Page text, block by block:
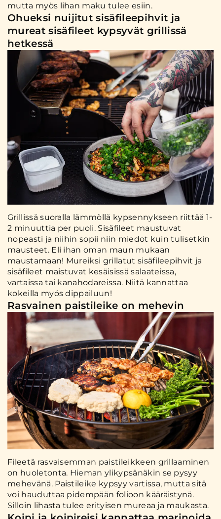
mutta myös lihan maku tulee esiin.
Ohueksi nuijitut sisäfileepihvit ja
mureat sisäfileet kypsyvät grillissä
hetkessä
Grillissä suoralla lämmöllä kypsennykseen riittää 1-
2 minuuttia per puoli. Sisäfileet maustuvat
nopeasti ja niihin sopii niin miedot kuin tulisetkin
mausteet. Eli ihan oman maun mukaan
maustamaan! Mureiksi grillatut sisäfileepihvit ja
sisäfileet maistuvat kesäisissä salaateissa,
vartaissa tai kanahodareissa. Niitä kannattaa
kokeilla myös dippailuun!
Rasvainen paistileike on mehevin
Fileetä rasvaisemman paistileikkeen grillaaminen
on huoletonta. Hieman ylikypsänäkin se pysyy
mehevänä. Paistileike kypsyy vartissa, mutta sitä
voi hauduttaa pidempään folioon kääräistynä.
Silloin lihasta tulee erityisen mureaa ja maukasta.